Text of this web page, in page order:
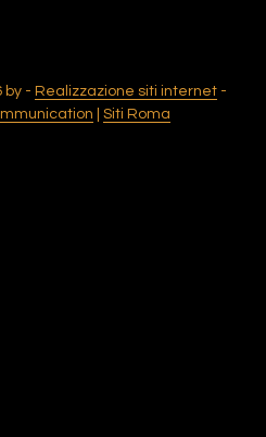
by - Realizzazione siti internet -
Siti Roma